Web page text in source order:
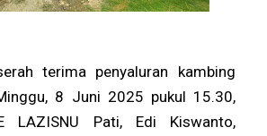
terima penyaluran kambing
8 Juni 2025 pukul 15.30,
LAZISNU Pati, Edi Kiswanto,